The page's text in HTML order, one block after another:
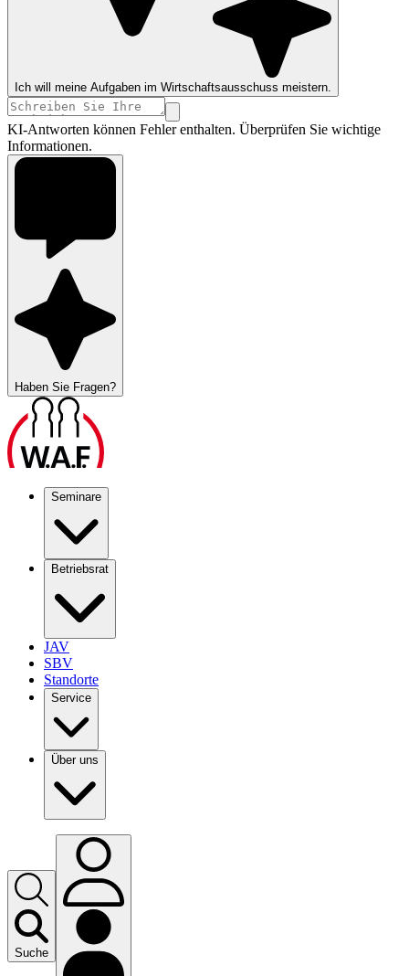
Ich will meine Aufgaben im Wirtschaftsausschuss meistern.
KI-Antworten können Fehler enthalten. Überprüfen Sie wichtige
Informationen.
Haben Sie Fragen?
Seminare
Betriebsrat
JAV
SBV
Standorte
Service
Über uns
Suche